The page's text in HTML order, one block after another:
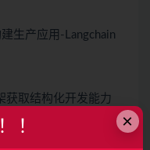
生产应用-Langchain
获取结构化开发能力
×
！